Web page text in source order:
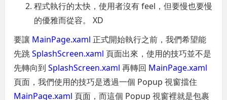
程式執行的太快，使用者沒有 feel，但要慢也要慢
的優雅而從容。 XD
要讓 MainPage.xaml 正式開始執行之前，我們希望能
先跳SplashScreen.xaml 頁面出來，使用的技巧並不是
先轉向到SplashScreen.xaml 再轉回 MainPage.xaml
頁面，我們使用的技巧是透過一個 Popup 視窗擋住
MainPage.xaml 頁面，而這個 Popup 視窗裡就是包裹